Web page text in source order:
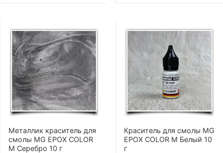
Металлик краситель для
смолы MG EPOX COLOR
M Серебро 10 г
Краситель для смолы MG
EPOX COLOR M Белый 10
г